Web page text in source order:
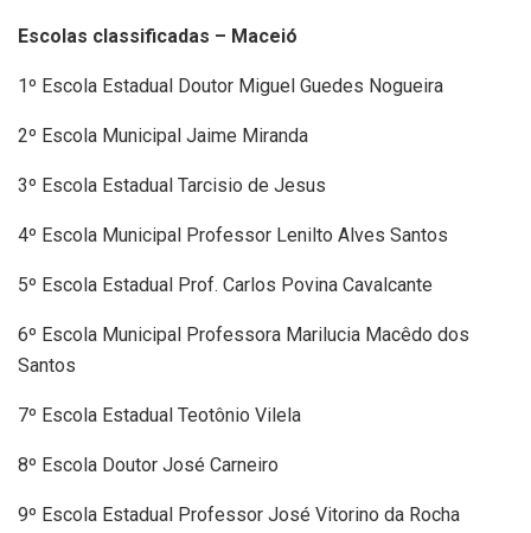
Escolas classificadas – Maceió
1º Escola Estadual Doutor Miguel Guedes Nogueira
2º Escola Municipal Jaime Miranda
3º Escola Estadual Tarcisio de Jesus
4º Escola Municipal Professor Lenilto Alves Santos
5º Escola Estadual Prof. Carlos Povina Cavalcante
6º Escola Municipal Professora Marilucia Macêdo dos
Santos
7º Escola Estadual Teotônio Vilela
8º Escola Doutor José Carneiro
9º Escola Estadual Professor José Vitorino da Rocha